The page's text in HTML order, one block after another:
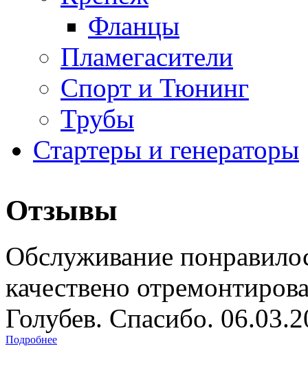
Фланцы
Пламегасители
Спорт и Тюнинг
Трубы
Стартеры и генераторы
Отзывы
Обслуживание
качествено
Голубев. Спасибо.
Подробнее